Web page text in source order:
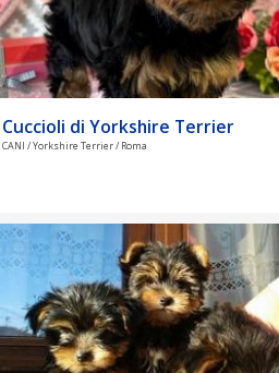
Cuccioli di Yorkshire Terrier
CANI / Yorkshire Terrier / Roma